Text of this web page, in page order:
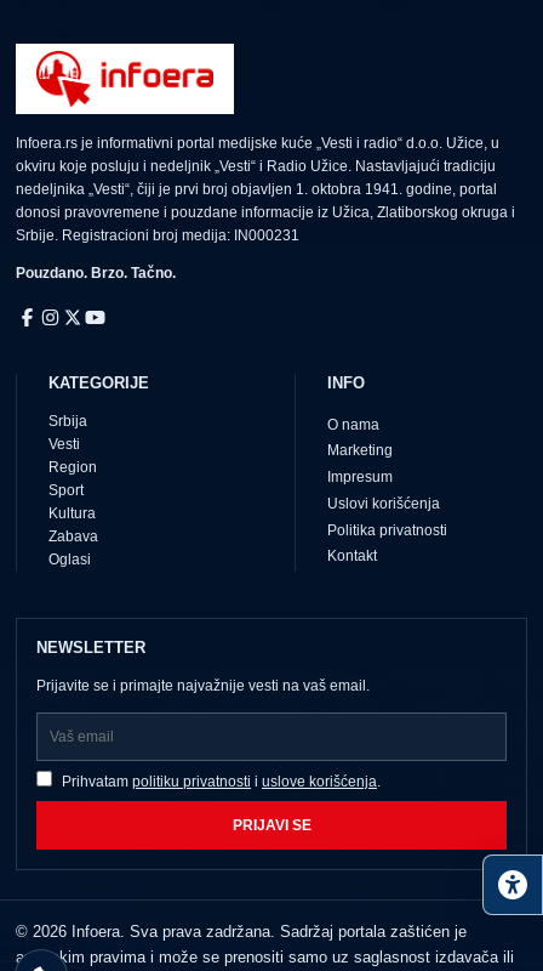
Infoera.rs je informativni portal medijske kuće „Vesti i radio“ d.o.o. Užice, u
okviru koje posluju i nedeljnik „Vesti“ i Radio Užice. Nastavljajući tradiciju
nedeljnika „Vesti“, čiji je prvi broj objavljen 1. oktobra 1941. godine, portal
donosi pravovremene i pouzdane informacije iz Užica, Zlatiborskog okruga i
Srbije. Registracioni broj medija: IN000231
Pouzdano. Brzo. Tačno.
KATEGORIJE
Srbija
Vesti
Region
Sport
Kultura
Zabava
Oglasi
INFO
O nama
Marketing
Impresum
Uslovi korišćenja
Politika privatnosti
Kontakt
NEWSLETTER
Prijavite se i primajte najvažnije vesti na vaš email.
Prihvatam politiku privatnosti i uslove korišćenja.
PRIJAVI SE
© 2026 Infoera. Sva prava zadržana. Sadržaj portala zaštićen je
autorskim pravima i može se prenositi samo uz saglasnost izdavača ili